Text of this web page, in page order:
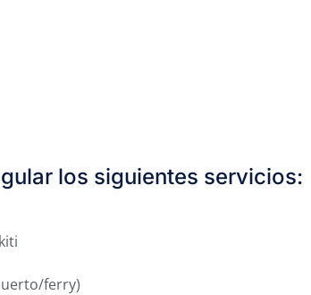
los siguientes servicios:
ferry)